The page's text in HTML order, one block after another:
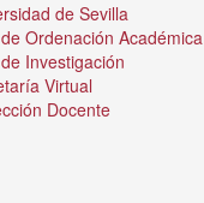
de Sevilla
Ordenación Académica
Investigación
Virtual
Docente